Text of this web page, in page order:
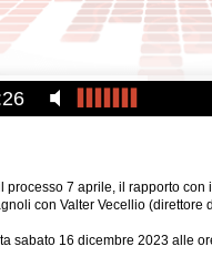
processo 7 aprile, il rapporto con
con Valter Vecellio (direttore
sabato 16 dicembre 2023 alle